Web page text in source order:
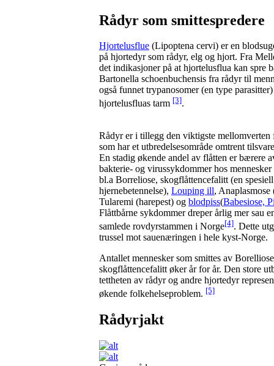
Rådyr som smittespredere
Hjortelusflue (Lipoptena cervi) er en
på hjortedyr som rådyr, elg og hjort. Fra
det indikasjoner på at hjortelusflua kan spre
Bartonella schoenbuchensis fra rådyr til
også funnet trypanosomer (en type
hjortelusfluas tarm [3].
Rådyr er i tillegg den viktigste mellomverten
som har et utbredelsesområde omtrent
En stadig økende andel av flåtten er bærere
bakterie- og virussykdommer hos
bl.a Borreliose, skogflåttencefalitt (en
hjernebetennelse), Louping ill, Anaplasmose
Tularemi (harepest) og blodpiss(Babesiose,
Flåttbårne sykdommer dreper årlig mer sau
samlede rovdyrstammen i Norge[4]. Dette
trussel mot sauenæringen i hele kyst-Norge.
Antallet mennesker som smittes av
skogflåttencefalitt øker år for år. Den store
tettheten av rådyr og andre hjortedyr
økende folkehelseproblem. [5]
Rådyrjakt